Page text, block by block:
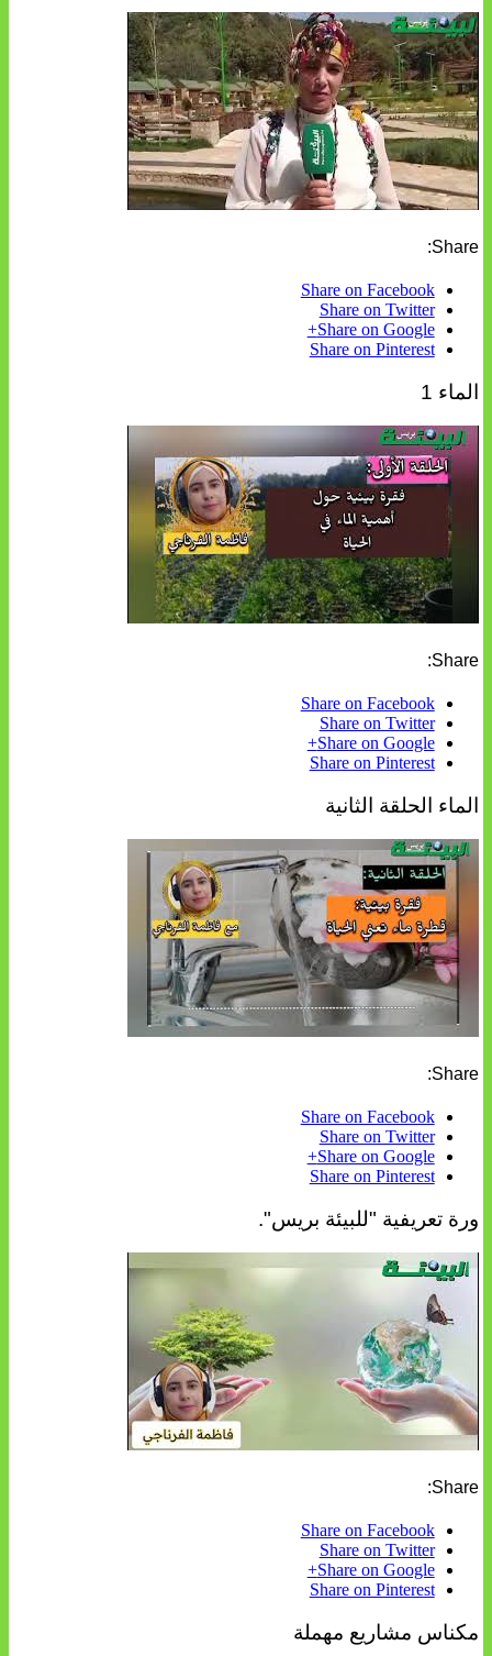
Share:
Share on Facebook
Share on Twitter
Share on Google+
Share on Pinterest
الماء 1
Share:
Share on Facebook
Share on Twitter
Share on Google+
Share on Pinterest
الماء الحلقة الثانية
Share:
Share on Facebook
Share on Twitter
Share on Google+
Share on Pinterest
ورة تعريفية "للبيئة بريس".
Share:
Share on Facebook
Share on Twitter
Share on Google+
Share on Pinterest
مكناس مشاريع مهملة